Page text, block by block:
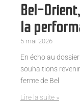
Bel-
la
5 mai 2026
En écho au
souhaitions
ferme de Bel
Lire la suite »